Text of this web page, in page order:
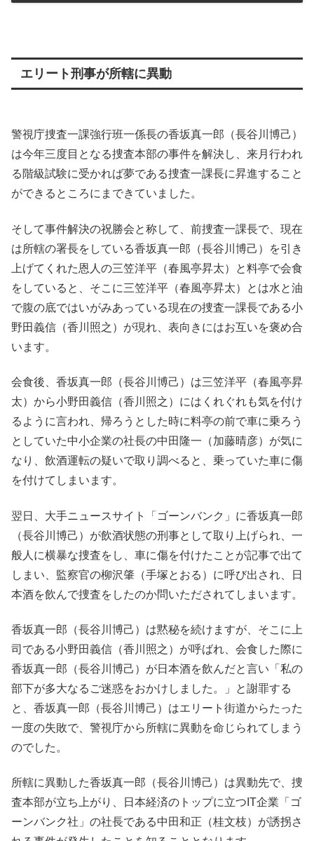
エリート刑事が所轄に異動
警視庁捜査一課強行班一係長の香坂真一郎（長谷川博己）
は今年三度目となる捜査本部の事件を解決し、来月行われ
る階級試験に受かれば夢である捜査一課長に昇進すること
ができるところにまできていました。
そして事件解決の祝勝会と称して、前捜査一課長で、現在
は所轄の署長をしている香坂真一郎（長谷川博己）を引き
上げてくれた恩人の三笠洋平（春風亭昇太）と料亭で会食
をしていると、そこに三笠洋平（春風亭昇太）とは水と油
で腹の底ではいがみあっている現在の捜査一課長である小
野田義信（香川照之）が現れ、表向きにはお互いを褒め合
います。
会食後、香坂真一郎（長谷川博己）は三笠洋平（春風亭昇
太）から小野田義信（香川照之）にはくれぐれも気を付け
るように言われ、帰ろうとした時に料亭の前で車に乗ろう
としていた中小企業の社長の中田隆一（加藤晴彦）が気に
なり、飲酒運転の疑いで取り調べると、乗っていた車に傷
を付けてしまいます。
翌日、大手ニュースサイト「ゴーンバンク」に香坂真一郎
（長谷川博己）が飲酒状態の刑事として取り上げられ、一
般人に横暴な捜査をし、車に傷を付けたことが記事で出て
しまい、監察官の柳沢肇（手塚とおる）に呼び出され、日
本酒を飲んで捜査をしたのか問いただされてしまいます。
香坂真一郎（長谷川博己）は黙秘を続けますが、そこに上
司である小野田義信（香川照之）が呼ばれ、会食した際に
香坂真一郎（長谷川博己）が日本酒を飲んだと言い「私の
部下が多大なるご迷惑をおかけしました。」と謝罪する
と、香坂真一郎（長谷川博己）はエリート街道からたった
一度の失敗で、警視庁から所轄に異動を命じられてしまう
のでした。
所轄に異動した香坂真一郎（長谷川博己）は異動先で、捜
査本部が立ち上がり、日本経済のトップに立つIT企業「ゴ
ーンバンク社」の社長である中田和正（桂文枝）が誘拐さ